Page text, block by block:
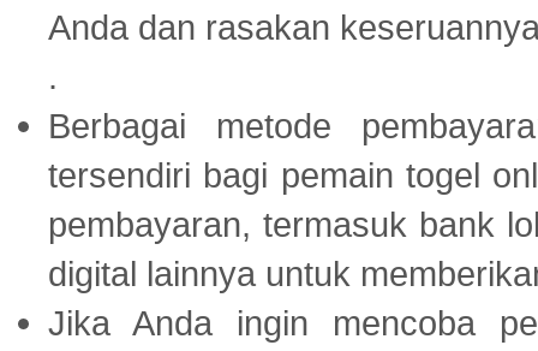
Anda dan rasakan
.
Berbagai metode
tersendiri bagi pemain togel
pembayaran, termasuk bank
digital lainnya untuk
Jika Anda ingin mencoba